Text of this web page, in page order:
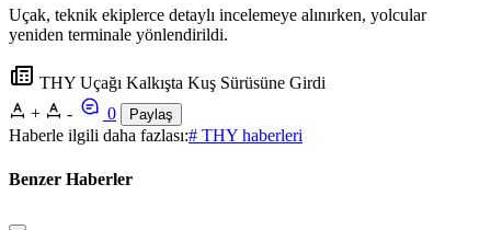
Uçak, teknik ekiplerce detaylı incelemeye alınırken, yolcular
yeniden terminale yönlendirildi.
THY Uçağı Kalkışta Kuş Sürüsüne Girdi
+
- 0 Paylaş
Haberle ilgili daha fazlası:# THY haberleri
Benzer Haberler